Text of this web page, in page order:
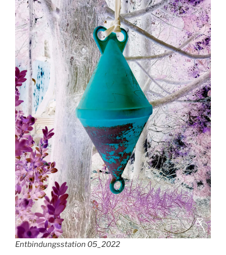
Entbindungsstation 05_2022